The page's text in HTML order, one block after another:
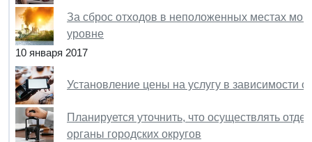
За сброс отходов в неположенных местах
уровне
10 января 2017
Установление цены на услугу в зависимости
Планируется уточнить, что осуществлять
органы городских округов